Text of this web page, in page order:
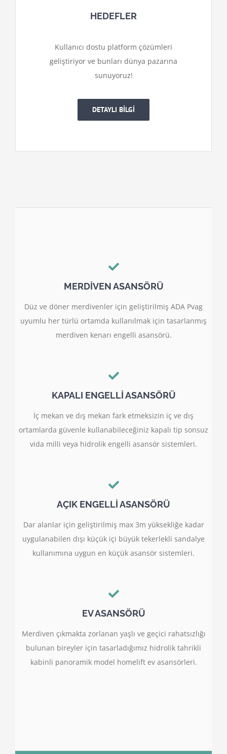
HEDEFLER
Kullanıcı dostu platform çözümleri
geliştiriyor ve bunları dünya pazarına
sunuyoruz!
DETAYLI BİLGİ
MERDİVEN ASANSÖRÜ
Düz ve döner merdivenler için geliştirilmiş ADA Pvag
uyumlu her türlü ortamda kullanılmak için tasarlanmış
merdiven kenarı engelli asansörü.
KAPALI ENGELLİ ASANSÖRÜ
İç mekan ve dış mekan fark etmeksizin iç ve dış
ortamlarda güvenle kullanabileceğiniz kapalı tip sonsuz
vida milli veya hidrolik engelli asansör sistemleri.
AÇIK ENGELLİ ASANSÖRÜ
Dar alanlar için geliştirilmiş max 3m yüksekliğe kadar
uygulanabilen dışı küçük içi büyük tekerlekli sandalye
kullanımına uygun en küçük asansör sistemleri.
EV ASANSÖRÜ
Merdiven çıkmakta zorlanan yaşlı ve geçici rahatsızlığı
bulunan bireyler için tasarladığımız hidrolik tahrikli
kabinli panoramik model homelift ev asansörleri.